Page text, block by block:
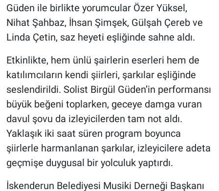
Güden ile birlikte yorumcular Özer Yüksel,
Nihat Şahbaz, İhsan Şimşek, Gülşah Çereb ve
Linda Çetin, saz heyeti eşliğinde sahne aldı.
Etkinlikte, hem ünlü şairlerin eserleri hem de
katılımcıların kendi şiirleri, şarkılar eşliğinde
seslendirildi. Solist Birgül Güden’in performansı
büyük beğeni toplarken, geceye damga vuran
davul şovu da izleyicilerden tam not aldı.
Yaklaşık iki saat süren program boyunca
şiirlerle harmanlanan şarkılar, izleyicilere adeta
geçmişe duygusal bir yolculuk yaptırdı.
İskenderun Belediyesi Musiki Derneği Başkanı